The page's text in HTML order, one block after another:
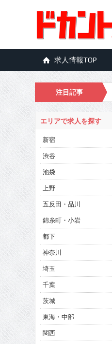
求人情報TOP
注目記事
エリアで求人を探す
新宿
渋谷
池袋
上野
五反田・品川
錦糸町・小岩
都下
神奈川
埼玉
千葉
茨城
東海・中部
関西